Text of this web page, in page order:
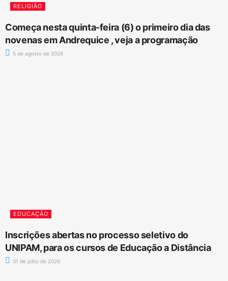
RELIGIÃO
Começa nesta quinta-feira (6) o primeiro dia das
novenas em Andrequice , veja a programação
5 de agosto de 2026
EDUCAÇÃO
Inscrições abertas no processo seletivo do
UNIPAM, para os cursos de Educação a Distância
31 de julho de 2026